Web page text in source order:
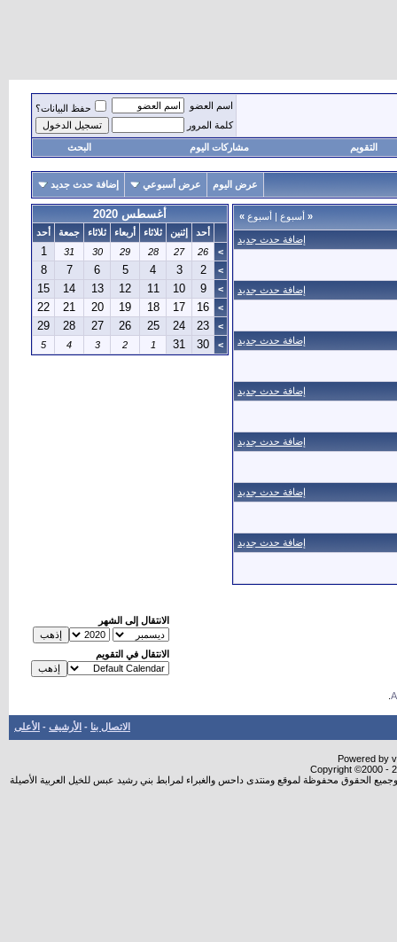
اسم العضو
حفظ البيانات؟
كلمة المرور
التقويم مشاركات اليوم البحث
عرض اليوم عرض أسبوعي إضافة حدث جديد
« أسبوع | أسبوع »
إضافة حدث جديد
إضافة حدث جديد
إضافة حدث جديد
إضافة حدث جديد
إضافة حدث جديد
إضافة حدث جديد
إضافة حدث جديد
أغسطس 2020
أحد إثنين ثلاثاء أربعاء ثلاثاء جمعة
أحد
>
26
27
28
29
30
31
1
>
2
3
4
5
6
7
8
>
9
10
11
12
13
14
15
>
16
17
18
19
20
21
22
>
23
24
25
26
27
28
29
>
30
31
1
2
3
4
5
الانتقال إلى الشهر
الانتقال في التقويم
الاتصال بنا - الأرشيف - الأعلى
Powered by
Copyright ©2000 -
الحقوق محفوظة لموقع ومنتدى داحس والغبراء لمرابط بني رشيد عبس للخيل العربية الأصيلة